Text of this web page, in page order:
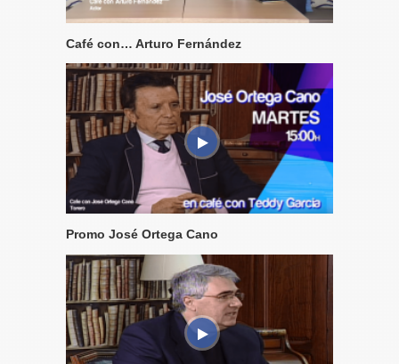
Café con… Arturo Fernández
Promo José Ortega Cano